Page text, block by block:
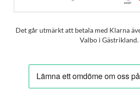
Det går utmärkt att betala med Klarna
Valbo i Gästrikland.